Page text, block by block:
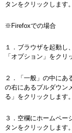
タンをクリックします。
※Firefoxでの場合
１．ブラウザを起動し
「オプション」をクリ
２．「一般」の中にあ
の右にあるプルダウン
る」をクリックします。
３．空欄にホームペー
タンをクリックします。